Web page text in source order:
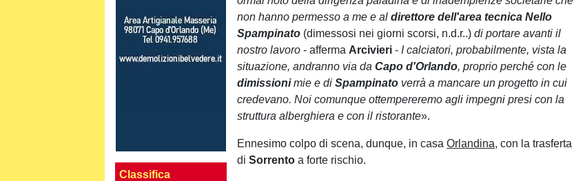
Classifica
non hanno permesso a me e aldirettore dell'area tecnica Nello
Spampinato (dimessosi nei giorni scorsi, n.d.r..)di portare avanti il
nostro lavoro - afferma Arcivieri - I calciatori, probabilmente, vista la
situazione, andranno via daCapo d'Orlando, proprio perché con le
dimissionimie e diSpampinato verrà a mancare un progetto in cui
credevano. Noi comunque ottempereremo agli impegni presi con la
struttura alberghiera e con il ristorante».
Ennesimo colpo di scena, dunque, in casaOrlandina, con la trasferta
diSorrento a forte rischio.